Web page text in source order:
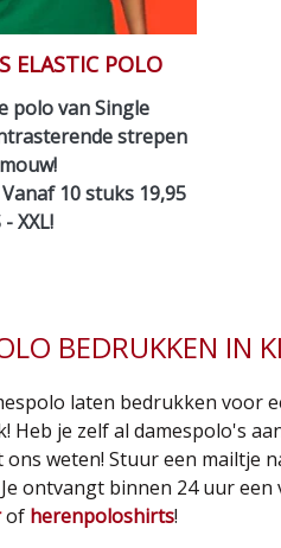
ELASTIC POLO
polo van Single
strepen
10 stuks 19,95
XXL!
BEDRUKKEN IN
laten bedrukken voor
Heb je zelf al damespolo's
ons weten! Stuur een mailtje
ontvangt binnen 24 uur
of herenpoloshirts!